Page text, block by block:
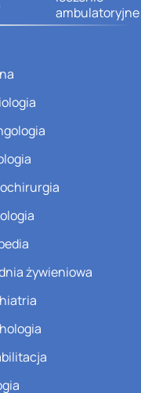
ambulatoryjne
żywieniowa